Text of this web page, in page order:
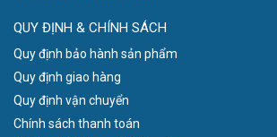
QUY ĐỊNH & CHÍNH SÁCH
Quy định bảo hành sản phẩm
Quy định giao hàng
Quy định vận chuyển
Chính sách thanh toán